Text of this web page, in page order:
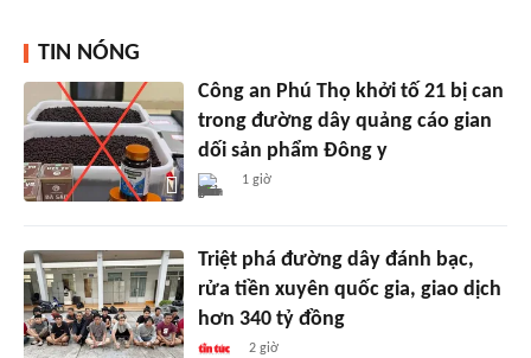
TIN NÓNG
Công an Phú Thọ khởi tố 21 bị can
trong đường dây quảng cáo gian
dối sản phẩm Đông y
1 giờ
Triệt phá đường dây đánh bạc,
rửa tiền xuyên quốc gia, giao dịch
hơn 340 tỷ đồng
2 giờ